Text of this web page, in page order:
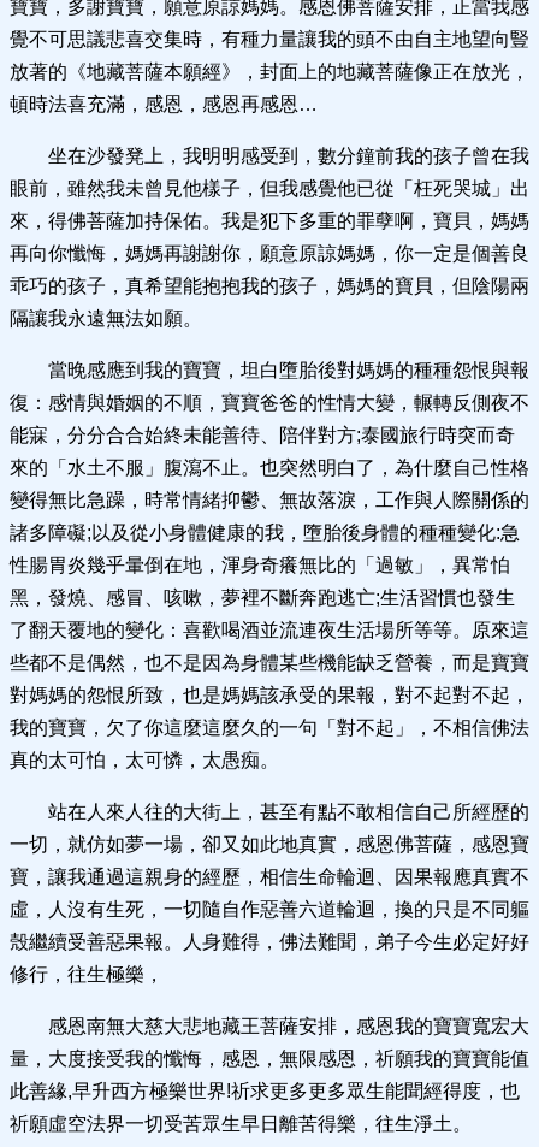
寶寶，多謝寶寶，願意原諒媽媽。感恩佛菩薩安排，正當我感
覺不可思議悲喜交集時，有種力量讓我的頭不由自主地望向豎
放著的《地藏菩薩本願經》，封面上的地藏菩薩像正在放光，
頓時法喜充滿，感恩，感恩再感恩…
坐在沙發凳上，我明明感受到，數分鐘前我的孩子曾在我
眼前，雖然我未曾見他樣子，但我感覺他已從「枉死哭城」出
來，得佛菩薩加持保佑。我是犯下多重的罪孽啊，寶貝，媽媽
再向你懺悔，媽媽再謝謝你，願意原諒媽媽，你一定是個善良
乖巧的孩子，真希望能抱抱我的孩子，媽媽的寶貝，但陰陽兩
隔讓我永遠無法如願。
當晚感應到我的寶寶，坦白墮胎後對媽媽的種種怨恨與報
復：感情與婚姻的不順，寶寶爸爸的性情大變，輾轉反側夜不
能寐，分分合合始終未能善待、陪伴對方;泰國旅行時突而奇
來的「水土不服」腹瀉不止。也突然明白了，為什麼自己性格
變得無比急躁，時常情緒抑鬱、無故落淚，工作與人際關係的
諸多障礙;以及從小身體健康的我，墮胎後身體的種種變化:急
性腸胃炎幾乎暈倒在地，渾身奇癢無比的「過敏」，異常怕
黑，發燒、感冒、咳嗽，夢裡不斷奔跑逃亡;生活習慣也發生
了翻天覆地的變化：喜歡喝酒並流連夜生活場所等等。原來這
些都不是偶然，也不是因為身體某些機能缺乏營養，而是寶寶
對媽媽的怨恨所致，也是媽媽該承受的果報，對不起對不起，
我的寶寶，欠了你這麼這麼久的一句「對不起」，不相信佛法
真的太可怕，太可憐，太愚痴。
站在人來人往的大街上，甚至有點不敢相信自己所經歷的
一切，就仿如夢一場，卻又如此地真實，感恩佛菩薩，感恩寶
寶，讓我通過這親身的經歷，相信生命輪迴、因果報應真實不
虛，人沒有生死，一切隨自作惡善六道輪迴，換的只是不同軀
殼繼續受善惡果報。人身難得，佛法難聞，弟子今生必定好好
修行，往生極樂，
感恩南無大慈大悲地藏王菩薩安排，感恩我的寶寶寬宏大
量，大度接受我的懺悔，感恩，無限感恩，祈願我的寶寶能值
此善緣,早升西方極樂世界!祈求更多更多眾生能聞經得度，也
祈願虛空法界一切受苦眾生早日離苦得樂，往生淨土。